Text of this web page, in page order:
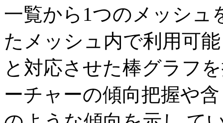
一覧から1つのメッシュ
たメッシュ内で利用可
と対応させた棒グラフ
ーチャーの傾向把握や